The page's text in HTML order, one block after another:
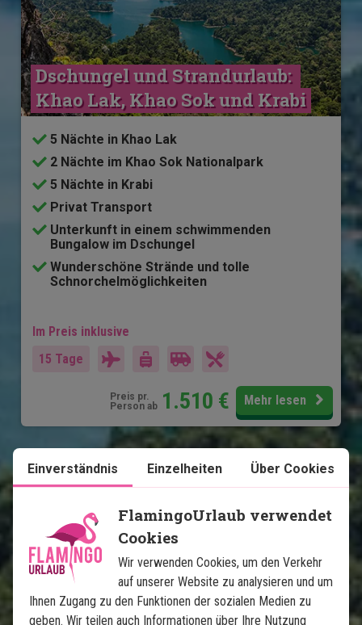
Dschungel und Strandurlaub:
Khao Lak, Khao Sok und Krabi
5 Nächte in Khao Lak
2 Nächte im Khao Sok Nationalpark
5 Nächte in Krabi
Privat Transport
Unterkunft in einem schwimmenden
Bungalow im Dschungel
Wunderschöne Strände und tolle
Schnorchelmöglichkeiten
Im Preis inklusive
15 Tage
Preis pr.
Person ab 1.510 € Mehr lesen
Thailand
Karte ansehen
Dschungel und Strandurlaub:
Einverständnis Einzelheiten Über Cookies
FlamingoUrlaub verwendet
Cookies
Wir verwenden Cookies, um den Verkehr
auf unserer Website zu analysieren und um
Ihnen Zugang zu den Funktionen der sozialen Medien zu
geben. Wir teilen auch Informationen über Ihre Nutzung